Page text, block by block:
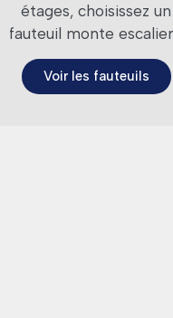
étages, choisissez un
fauteuil monte
Voir les fauteuils